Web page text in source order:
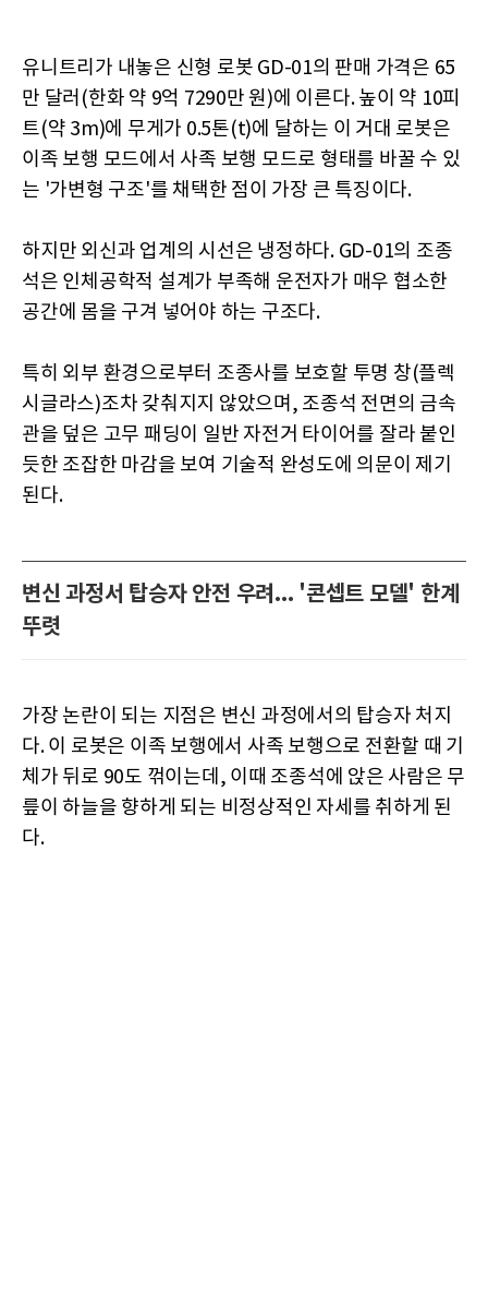
유니트리가 내놓은 신형 로봇 GD-01의 판매 가격은 65
만 달러(한화 약 9억 7290만 원)에 이른다. 높이 약 10피
트(약 3m)에 무게가 0.5톤(t)에 달하는 이 거대 로봇은
이족 보행 모드에서 사족 보행 모드로 형태를 바꿀 수 있
는 '가변형 구조'를 채택한 점이 가장 큰 특징이다.
하지만 외신과 업계의 시선은 냉정하다. GD-01의 조종
석은 인체공학적 설계가 부족해 운전자가 매우 협소한
공간에 몸을 구겨 넣어야 하는 구조다.
특히 외부 환경으로부터 조종사를 보호할 투명 창(플렉
시글라스)조차 갖춰지지 않았으며, 조종석 전면의 금속
관을 덮은 고무 패딩이 일반 자전거 타이어를 잘라 붙인
듯한 조잡한 마감을 보여 기술적 완성도에 의문이 제기
된다.
변신 과정서 탑승자 안전 우려... '콘셉트 모델' 한계
뚜렷
가장 논란이 되는 지점은 변신 과정에서의 탑승자 처지
다. 이 로봇은 이족 보행에서 사족 보행으로 전환할 때 기
체가 뒤로 90도 꺾이는데, 이때 조종석에 앉은 사람은 무
릎이 하늘을 향하게 되는 비정상적인 자세를 취하게 된
다.